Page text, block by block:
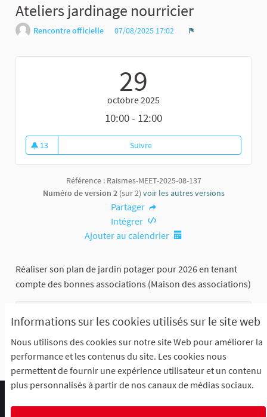
Informations sur les cookies utilisés sur le site web
Nous utilisons des cookies sur notre site Web pour améliorer la
performance et les contenus du site. Les cookies nous
permettent de fournir une expérience utilisateur et un contenu
plus personnalisés à partir de nos canaux de médias sociaux.
Ateliers jardinage nourricier
Rencontre officielle 07/08/2025 17:02
29
octobre 2025
10:00 - 12:00
13
13 abonnés
SuivreAteliers jardinage nourricier
Référence : Raismes-MEET-2025-08-137
Numéro de version 2(sur 2) voir les autres versions
Partager
Intégrer
Ajouter au calendrier
Réaliser son plan de jardin potager pour 2026 en tenant
compte des bonnes associations (Maison des associations)
Maison des associations